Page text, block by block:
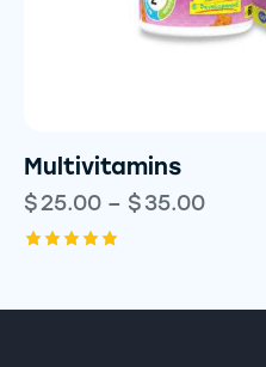
Multivitamins
$25.00 – $35.00